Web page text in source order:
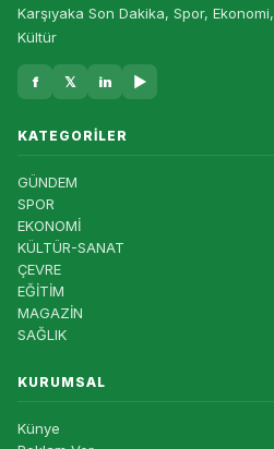
Karşıyaka Son Dakika, Spor, Ekonomi,
Kültür
f 𝕏 in ▶
KATEGORILER
GÜNDEM
SPOR
EKONOMİ
KÜLTÜR-SANAT
ÇEVRE
EĞİTİM
MAGAZİN
SAĞLIK
KURUMSAL
Künye